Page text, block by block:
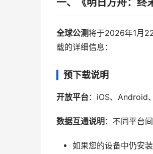
一、《明日方舟：终
全球公测将于2026年1月
载的详细信息：
预下载说明
开放平台：iOS、Android
数据互通说明 ：不同平台
如果您的设备中仍安